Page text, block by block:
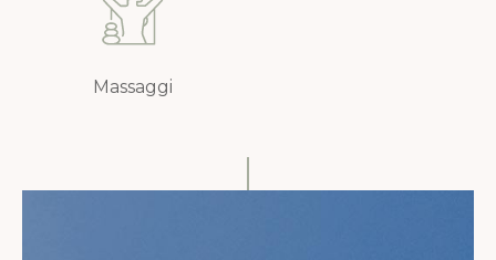
Massaggi